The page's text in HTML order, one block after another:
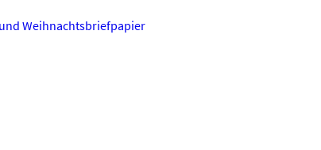
Weihnachtsbriefpapier